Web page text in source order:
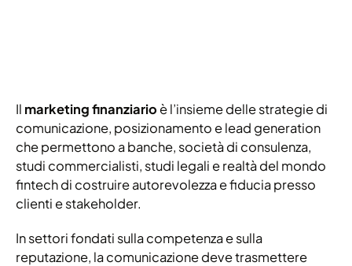
Il marketing finanziario è l’insieme delle strategie di
comunicazione, posizionamento e lead generation
che permettono a banche, società di consulenza,
studi commercialisti, studi legali e realtà del mondo
fintech di costruire autorevolezza e fiducia presso
clienti e stakeholder.
In settori fondati sulla competenza e sulla
reputazione, la comunicazione deve trasmettere